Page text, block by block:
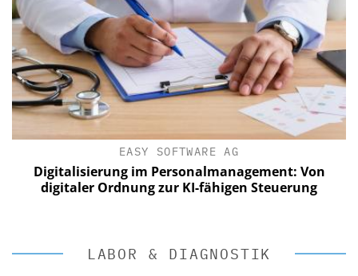
EASY SOFTWARE AG
Digitalisierung im Personalmanagement: Von
digitaler Ordnung zur KI-fähigen Steuerung
LABOR & DIAGNOSTIK